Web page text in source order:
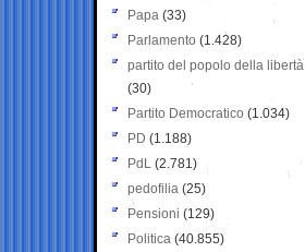
Papa (33)
Parlamento (1.428)
partito del popolo della libertà
(30)
Partito Democratico (1.034)
PD (1.188)
PdL (2.781)
pedofilia (25)
Pensioni (129)
Politica (40.855)